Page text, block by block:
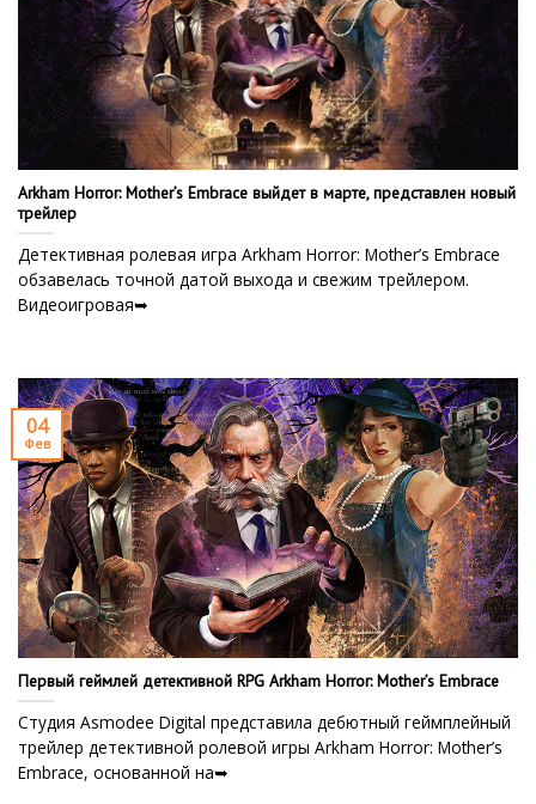
Arkham Horror: Mother’s Embrace выйдет в марте, представлен новый
трейлер
Детективная ролевая игра Arkham Horror: Mother’s Embrace
обзавелась точной датой выхода и свежим трейлером.
Видеоигровая➥
Первый геймлей детективной RPG Arkham Horror: Mother’s Embrace
Студия Asmodee Digital представила дебютный геймплейный
трейлер детективной ролевой игры Arkham Horror: Mother’s
Embrace, основанной на➥
04
Фев